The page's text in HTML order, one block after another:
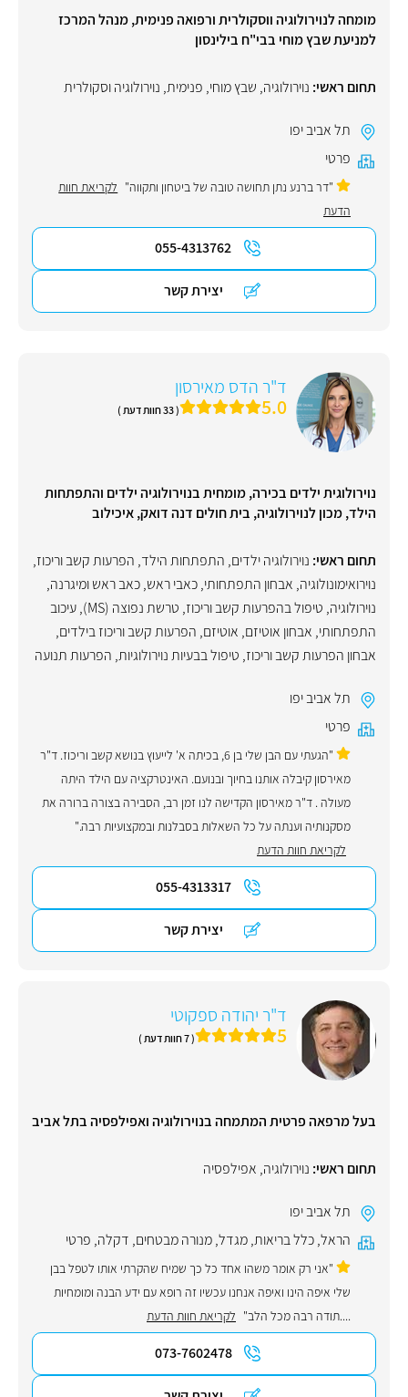
מומחה לנוירולוגיה ווסקולרית ורפואה פנימית, מנהל המרכז
למניעת שבץ מוחי בבי"ח בילינסון
תחום ראשי: נוירולוגיה, שבץ מוחי, פנימית, נוירולוגיה וסקולרית
תל אביב יפו
פרטי
"דר ברנע נתן תחושה טובה של ביטחון ותקווה" לקריאת חוות
הדעת
055-4313762
יצירת קשר
ד"ר הדס מאירסון
5.0 ( 33 חוות דעת )
נוירולוגית ילדים בכירה, מומחית בנוירולוגיה ילדים והתפתחות
הילד, מכון לנוירולוגיה, בית חולים דנה דואק, איכילוב
תחום ראשי: נוירולוגיה ילדים, התפתחות הילד, הפרעות קשב וריכוז,
נוירואימונולוגיה, אבחון התפתחותי,כאבי ראש,כאב ראש ומיגרנה,
נוירולוגיה, טיפול בהפרעות קשב וריכוז, טרשת נפוצה (MS) ,עיכוב
התפתחותי, אבחון אוטיזם, אוטיזם, הפרעות קשב וריכוז בילדים,
אבחון הפרעות קשב וריכוז, טיפול בבעיות נוירולוגיות, הפרעות תנועה
תל אביב יפו
פרטי
"הגעתי עם הבן שלי בן 6, בכיתה א' לייעוץ בנושא קשב וריכוז. ד"ר
מאירסון קיבלה אותנו בחיוך ובנועם. האינטרקציה עם הילד היתה
מעולה . ד"ר מאירסון הקדישה לנו זמן רב, הסבירה בצורה ברורה את
מסקנותיה וענתה על כל השאלות בסבלנות ובמקצועיות רבה."
לקריאת חוות הדעת
055-4313317
יצירת קשר
ד"ר יהודה ספקוטי
5 ( 7 חוות דעת )
בעל מרפאה פרטית המתמחה בנוירולוגיה ואפילפסיה בתל אביב
תחום ראשי: נוירולוגיה, אפילפסיה
תל אביב יפו
הראל,כלל בריאות,מגדל,מנורה מבטחים, דקלה, פרטי
"אני רק אומר משהו אחד כל כך שמיח שהקרתי אותו לטפל בבן
שלי איפה הינו ואיפה אנחנו עכשיו זה רופא עם ידע הבנה ומומחיות
....תודה רבה מכל הלב" לקריאת חוות הדעת
073-7602478